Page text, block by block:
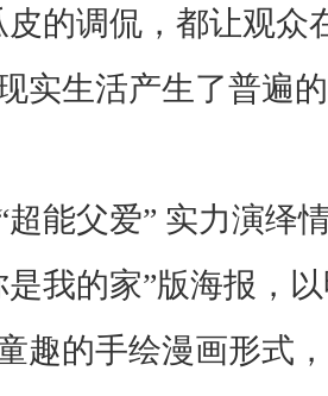
皮的调侃，都让观众
实生活产生了普遍
超能父爱” 实力演绎
是我的家”版海报 ，
趣的手绘漫画形式